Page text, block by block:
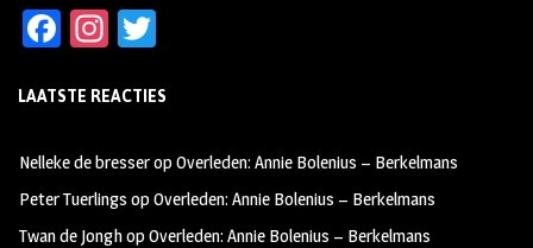
Fa
b
oo
k
In
ag
m
tt
LAATSTE REACTIES
Nelleke de bresseropOverleden: Annie Bolenius – Berkelmans
Peter Tuerlings opOverleden: Annie Bolenius – Berkelmans
Twan de JonghopOverleden: Annie Bolenius – Berkelmans